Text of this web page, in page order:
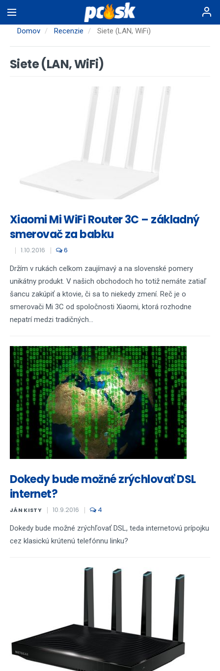
na
hlavnýDomov Recenzie Siete (LAN, WiFi)
Siete (LAN, WiFi)
Xiaomi Mi WiFi Router 3C – základný
smerovač za babku
1.10.2016 6
Držím v rukách celkom zaujímavý a na slovenské pomery
unikátny produkt. V našich obchodoch ho totiž nemáte zatiaľ
šancu zakúpiť a ktovie, či sa to niekedy zmení. Reč je o
smerovači Mi 3C od spoločnosti Xiaomi, ktorá rozhodne
nepatrí medzi tradičných...
Dokedy bude možné zrýchlovať DSL
internet?
JÁN KISTY 10.9.2016 4
Dokedy bude možné zrýchľovať DSL, teda internetovú prípojku
cez klasickú krútenú telefónnu linku?